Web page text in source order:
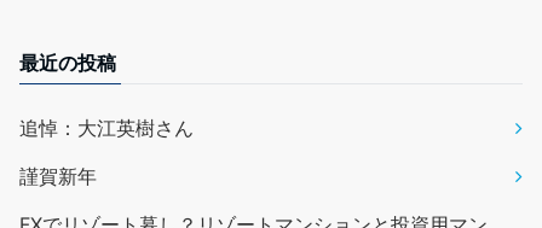
最近の投稿
追悼：大江英樹さん
謹賀新年